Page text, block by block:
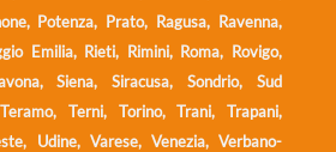
Potenza, Prato, Ragusa, Ravenna,
Emilia, Rieti, Rimini, Roma, Rovigo,
Siena, Siracusa, Sondrio, Sud
Terni, Torino, Trani, Trapani,
Udine, Varese, Venezia, Verbano-